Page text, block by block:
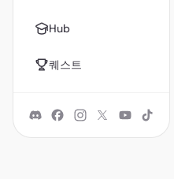
Hub
퀘스트